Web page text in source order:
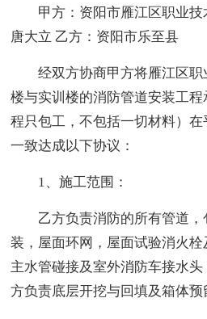
甲方：资阳市雁江区职业技
唐大立 乙方：资阳市乐至县
经双方协商甲方将雁江区职
楼与实训楼的消防管道安装工
程只包工，不包括一切材料）
一致达成以下协议：
1、施工范围：
乙方负责消防的所有管道，
装，屋面环网，屋面试验消火
主水管碰接及室外消防车接水
方负责底层开挖与回填及箱体预